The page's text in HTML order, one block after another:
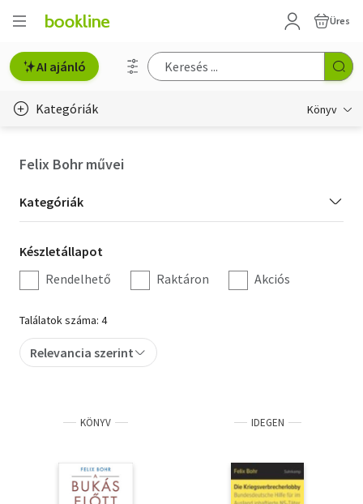
Üres
AI ajánló
Kategóriák Könyv
Hobbi, szabadidő
Irodalom
Művészet
Szakkönyv
Tankönyv, segédkönyv
Társadalomtudomány
Természettudomány
Felix Bohr művei
Kategória
szűrés
Kategóriák
Készletállapot
szűrés
Készletállapot
Rendelhető
Raktáron Akciós
Találatok száma: 4
Relevancia szerint
KÖNYV IDEGEN